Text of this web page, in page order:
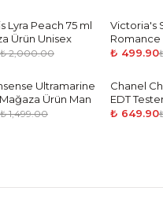
Lyra Peach 75 ml
Ürün Unisex
₺ 2,000.00
-45%
Victoria's
Romance
Spreyi
₺ 499.90
Ultramarine
Ürün Man
₺ 1,499.00
-38%
Chanel
EDT
₺ 649.90